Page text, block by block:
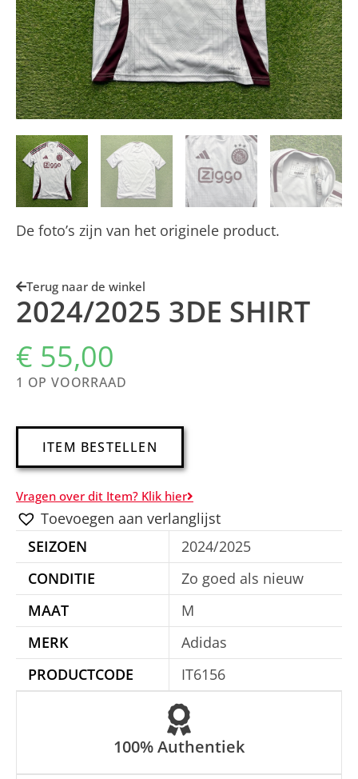
De foto’s zijn van het originele product.
Terug naar de winkel
2024/2025 3DE SHIRT
€ 55,00
1 OP VOORRAAD
ITEM BESTELLEN
e
r
n
a
t
i
v
e
:
Vragen over dit Item? Klik hier
Toevoegen aan verlanglijst
SEIZOEN
2024/2025
CONDITIE
Zo goed als nieuw
MAAT
M
MERK
Adidas
PRODUCTCODE
IT6156
100% Authentiek